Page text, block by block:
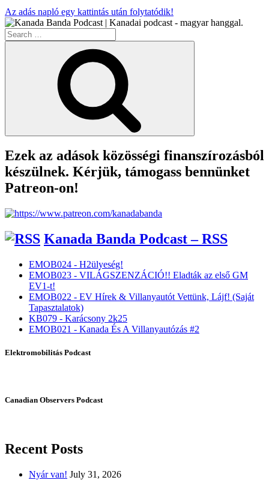
Az adás napló egy kattintás után folytatódik!
Search
for:
Ezek az adások közösségi finanszírozásból
készülnek. Kérjük, támogass bennünket
Patreon-on!
Kanada Banda Podcast – RSS
EMOB024 - H2ülyeség!
EMOB023 - VILÁGSZENZÁCIÓ!! Eladták az első GM
EV1-t!
EMOB022 - EV Hírek & Villanyautót Vettünk, Lájf! (Saját
Tapasztalatok)
KB079 - Karácsony 2k25
EMOB021 - Kanada És A Villanyautózás #2
Elektromobilitás Podcast
Canadian Observers Podcast
Recent Posts
Nyár van! July 31, 2026